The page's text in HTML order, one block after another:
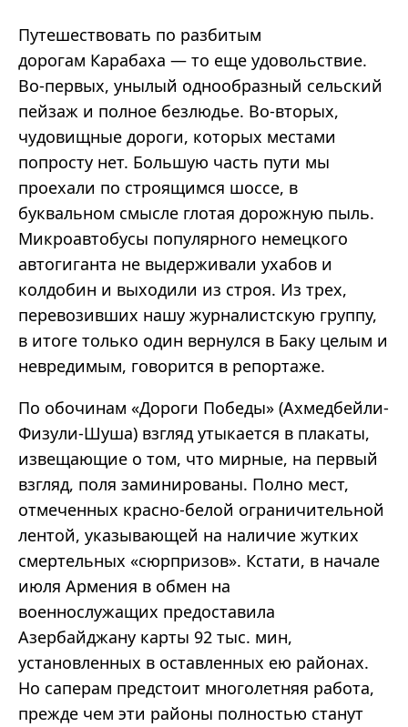
Путешествовать по разбитым
дорогам Карабаха — то еще удовольствие.
Во-первых, унылый однообразный сельский
пейзаж и полное безлюдье. Во-вторых,
чудовищные дороги, которых местами
попросту нет. Большую часть пути мы
проехали по строящимся шоссе, в
буквальном смысле глотая дорожную пыль.
Микроавтобусы популярного немецкого
автогиганта не выдерживали ухабов и
колдобин и выходили из строя. Из трех,
перевозивших нашу журналистскую группу,
в итоге только один вернулся в Баку целым и
невредимым, говорится в репортаже.
По обочинам «Дороги Победы» (Ахмедбейли-
Физули-Шуша) взгляд утыкается в плакаты,
извещающие о том, что мирные, на первый
взгляд, поля заминированы. Полно мест,
отмеченных красно-белой ограничительной
лентой, указывающей на наличие жутких
смертельных «сюрпризов». Кстати, в начале
июля Армения в обмен на
военнослужащих предоставила
Азербайджану карты 92 тыс. мин,
установленных в оставленных ею районах.
Но саперам предстоит многолетняя работа,
прежде чем эти районы полностью станут